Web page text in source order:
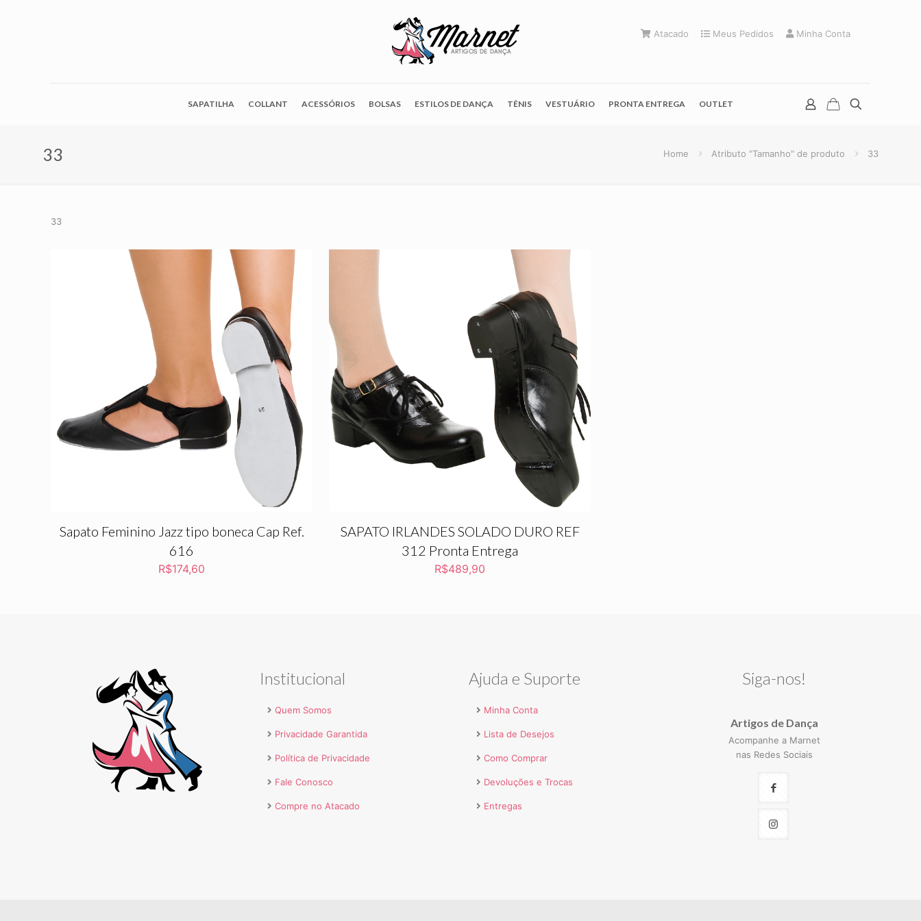
SAPATILHA COLLANT ACESSÓRIOS BOLSAS ESTILOS DE DANÇA TÊNIS VESTUÁRIO PRONTA ENTREGA OUTLET
Atacado Meus Pedidos Minha Conta
33 Home Atributo "Tamanho" de produto 33
33
Sapato Feminino Jazz tipo boneca Cap Ref.
616
R$174,60
SAPATO IRLANDES SOLADO DURO REF
312 Pronta Entrega
R$489,90
Institucional
Quem Somos
Privacidade Garantida
Política de Privacidade
Fale Conosco
Compre no Atacado
Ajuda e Suporte
Minha Conta
Lista de Desejos
Como Comprar
Devoluções e Trocas
Entregas
Siga-nos!
Artigos de Dança
Acompanhe a Marnet
nas Redes Sociais